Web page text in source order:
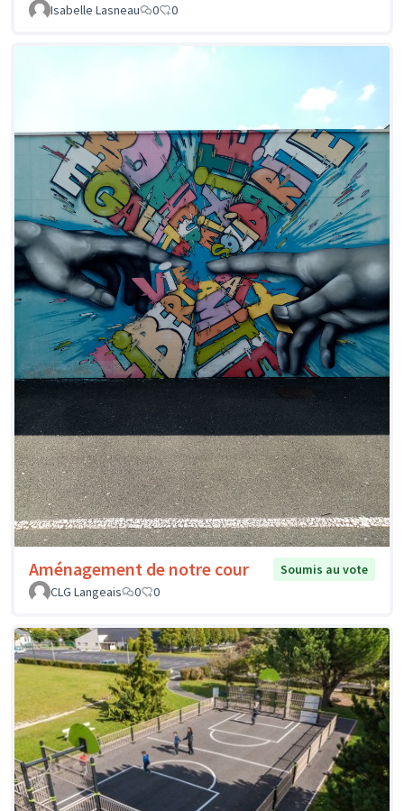
Isabelle Lasneau
0 0
Aménagement de notre cour
Soumis au vote
CLG Langeais
0 0